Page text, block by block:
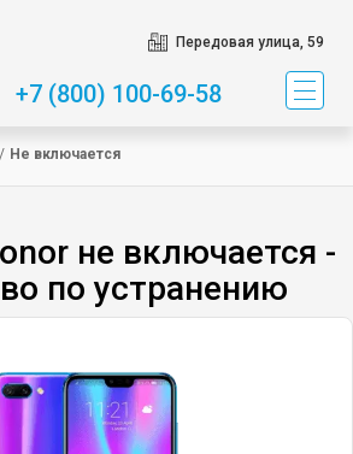
Передовая улица, 59
+7 (800) 100-69-58
/ Не включается
не включается -
по устранению